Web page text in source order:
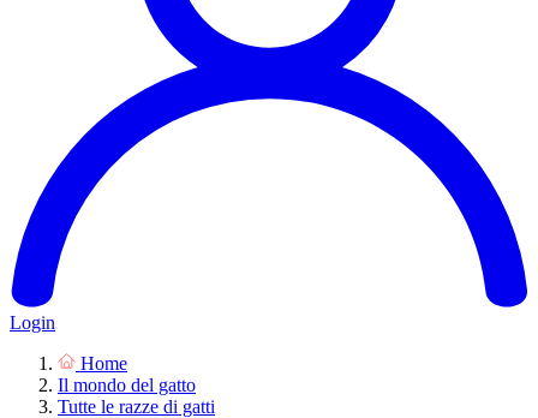
Login
Home
Il mondo del gatto
Tutte le razze di gatti